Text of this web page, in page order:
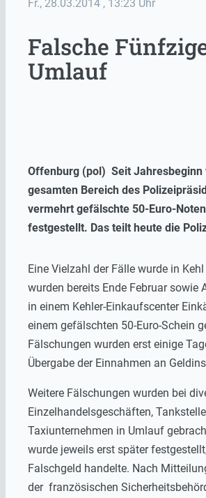
Fr., 28.03.2014 , 13:23 Uhr
Falsche
Umlauf
Offenburg (pol) Seit Jahresbeginn
gesamten Bereich des
vermehrt gefälschte 50-Euro-
festgestellt. Das teilt heute die
Eine Vielzahl der Fälle wurde in
wurden bereits Ende Februar sowie
in einem Kehler-Einkaufscenter
einem gefälschten 50-Euro-Schein
Fälschungen wurden erst einige
Übergabe der Einnahmen an
Weitere Fälschungen wurden bei
Einzelhandelsgeschäften,
Taxiunternehmen in Umlauf
wurde jeweils erst später
Falschgeld handelte. Nach
der französischen